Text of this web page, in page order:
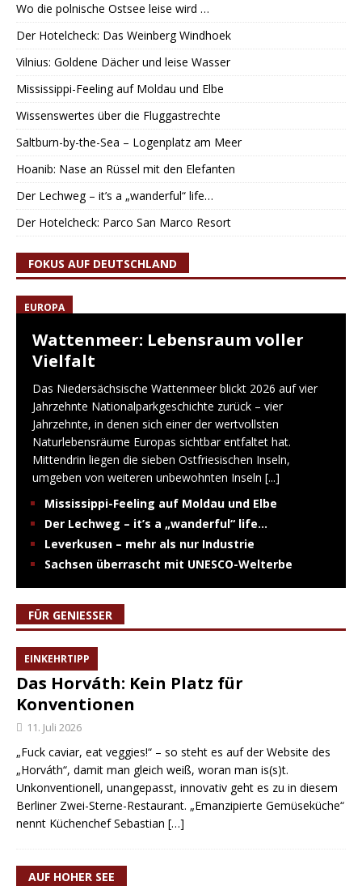
Wo die polnische Ostsee leise wird …
Der Hotelcheck: Das Weinberg Windhoek
Vilnius: Goldene Dächer und leise Wasser
Mississippi-Feeling auf Moldau und Elbe
Wissenswertes über die Fluggastrechte
Saltburn-by-the-Sea – Logenplatz am Meer
Hoanib: Nase an Rüssel mit den Elefanten
Der Lechweg – it’s a „wanderful“ life…
Der Hotelcheck: Parco San Marco Resort
FOKUS AUF DEUTSCHLAND
EUROPA
Wattenmeer: Lebensraum voller
Vielfalt
Das Niedersächsische Wattenmeer blickt 2026 auf vier
Jahrzehnte Nationalparkgeschichte zurück – vier
Jahrzehnte, in denen sich einer der wertvollsten
Naturlebensräume Europas sichtbar entfaltet hat.
Mittendrin liegen die sieben Ostfriesischen Inseln,
umgeben von weiteren unbewohnten Inseln [...]
Mississippi-Feeling auf Moldau und Elbe
Der Lechweg – it’s a „wanderful“ life…
Leverkusen – mehr als nur Industrie
Sachsen überrascht mit UNESCO-Welterbe
FÜR GENIESSER
EINKEHRTIPP
Das Horváth: Kein Platz für
Konventionen
11. Juli 2026
„Fuck caviar, eat veggies!“ – so steht es auf der Website des
„Horváth“, damit man gleich weiß, woran man is(s)t.
Unkonventionell, unangepasst, innovativ geht es zu in diesem
Berliner Zwei-Sterne-Restaurant. „Emanzipierte Gemüseküche“
nennt Küchenchef Sebastian […]
AUF HOHER SEE